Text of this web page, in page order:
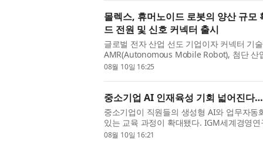
몰렉스, 휴머노이드 로봇의 양산 규모
드 전원 및 신호 커넥터 출시
글로벌 전자 산업 선도 기업이자 커넥터 기
AMR(Autonomous Mobile Robot), 첨단 산
기 위해 특별히 설계된 상호 연결 플...
08월 10일 16:25
중소기업 AI 인재육성 기회 넓어진다
중소기업이 직원들의 생성형 AI와 업무자
있는 교육 과정이 확대됐다. IGM세계경영
는 ‘2026년 중소기업 인재키움 프리미...
08월 10일 16:21